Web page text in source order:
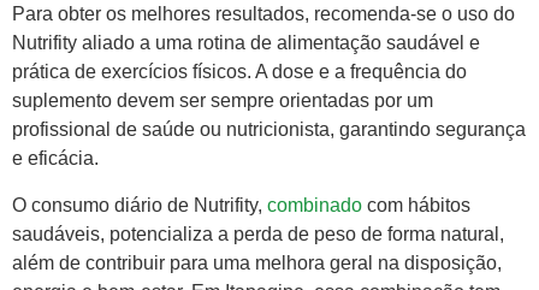
Para obter os melhores resultados, recomenda-se o uso do
Nutrifity aliado a uma rotina de alimentação saudável e
prática de exercícios físicos. A dose e a frequência do
suplemento devem ser sempre orientadas por um
profissional de saúde ou nutricionista, garantindo segurança
e eficácia.
O consumo diário de Nutrifity, combinado com hábitos
saudáveis, potencializa a perda de peso de forma natural,
além de contribuir para uma melhora geral na disposição,